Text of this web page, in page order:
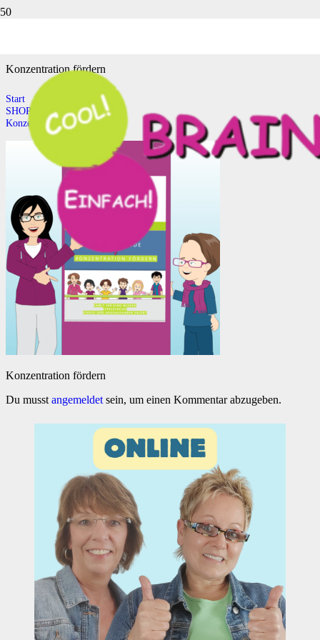
Konzentration fördern
Start
SHOP
Konzentration fördern
Konzentration fördern
Du musst angemeldet sein, um einen Kommentar abzugeben.